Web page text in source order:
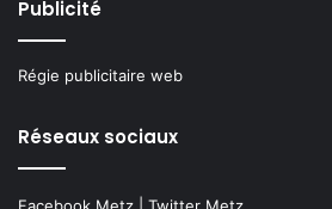
Publicité
Régie publicitaire web
Réseaux sociaux